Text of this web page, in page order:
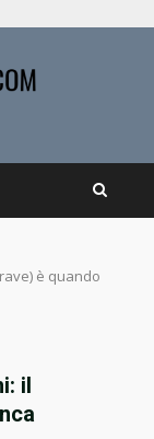
è quando
il